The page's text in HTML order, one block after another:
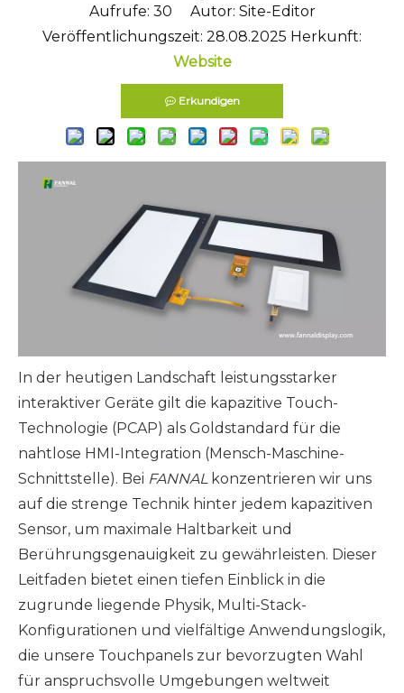
Aufrufe: 30 Autor: Site-Editor
Veröffentlichungszeit: 28.08.2025 Herkunft:
Website
Erkundigen
In der heutigen Landschaft leistungsstarker
interaktiver Geräte gilt die kapazitive Touch-
Technologie (PCAP) als Goldstandard für die
nahtlose HMI-Integration (Mensch-Maschine-
Schnittstelle). Bei FANNAL konzentrieren wir uns
auf die strenge Technik hinter jedem kapazitiven
Sensor, um maximale Haltbarkeit und
Berührungsgenauigkeit zu gewährleisten. Dieser
Leitfaden bietet einen tiefen Einblick in die
zugrunde liegende Physik, Multi-Stack-
Konfigurationen und vielfältige Anwendungslogik,
die unsere Touchpanels zur bevorzugten Wahl
für anspruchsvolle Umgebungen weltweit